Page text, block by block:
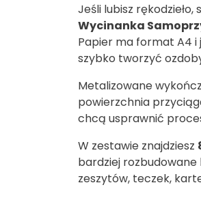
Jeśli lubisz
Wycinanka
Papier ma format A4 i
szybko tworzyć
Metalizowane
powierzchnia
chcą usprawnić
W zestawie znajdziesz
bardziej rozbudowane
zeszytów, teczek,